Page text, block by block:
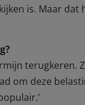
is. Maar
terugkeren.
om deze